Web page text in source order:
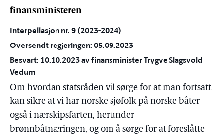
finansministeren
Interpellasjon nr. 9 (2023-2024)
Oversendt regjeringen: 05.09.2023
Besvart: 10.10.2023 av finansminister Trygve Slagsvold
Vedum
Om hvordan statsråden vil sørge for at man fortsatt
kan sikre at vi har norske sjøfolk på norske båter
også i nærskipsfarten, herunder
brønnbåtnæringen, og om å sørge for at foreslåtte